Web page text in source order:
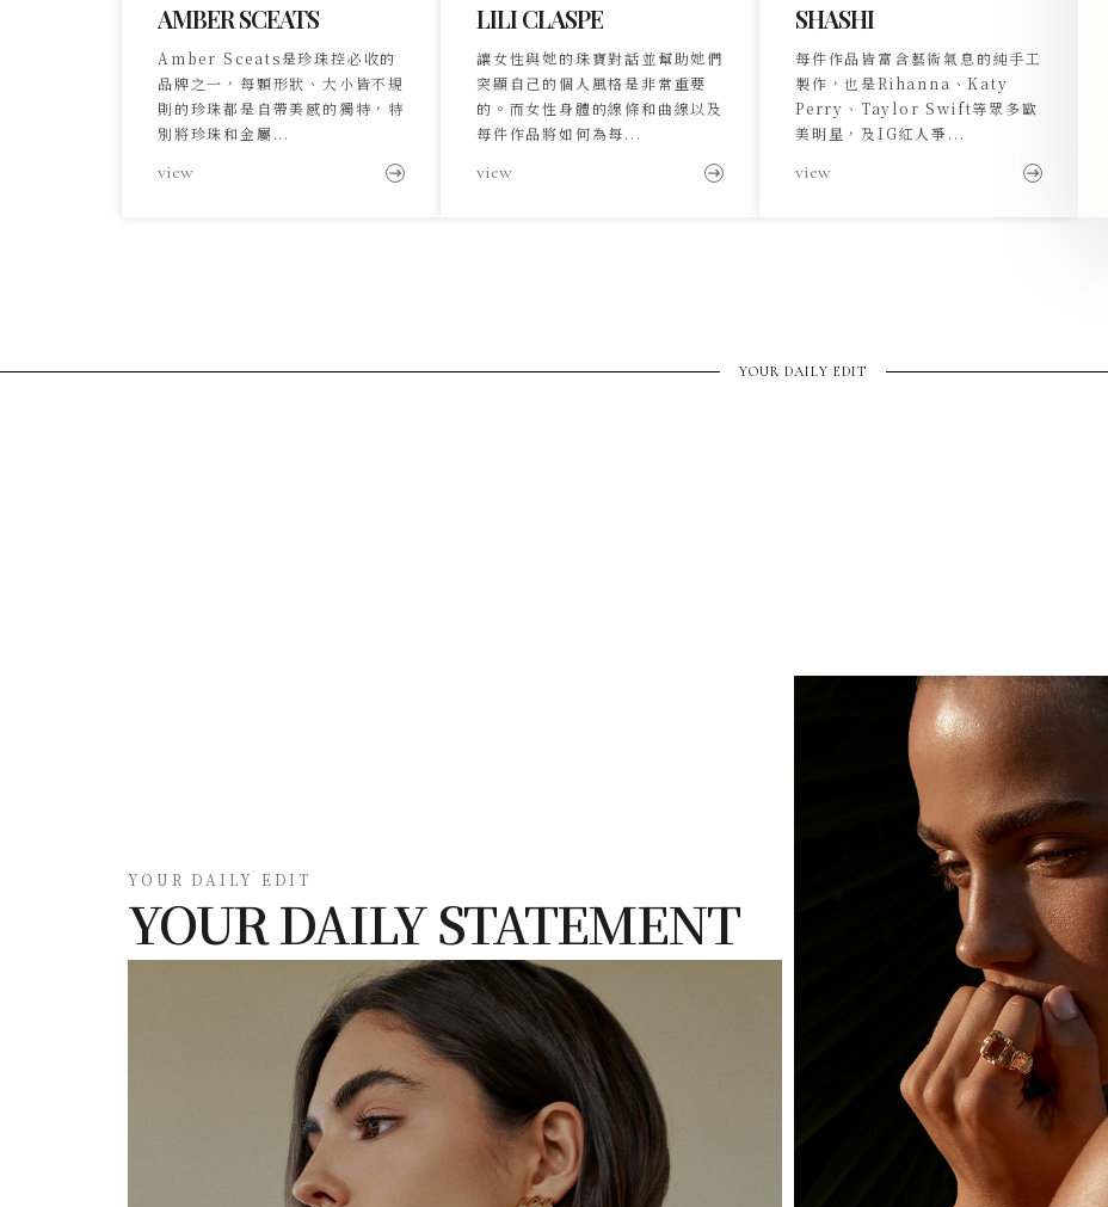
AMBER SCEATS
Amber Sceats是珍珠控必收的
品牌之一，每顆形狀、大小皆不規
則的珍珠都是自帶美感的獨特，特
別將珍珠和金屬...
view
LILI CLASPE
讓女性與她的珠寶對話並幫助她們
突顯自己的個人風格是非常重要
的。而女性身體的線條和曲線以及
每件作品將如何為每...
view
SHASHI
每件作品皆富含藝術氣息的純手工
製作，也是Rihanna、Katy
Perry、Taylor Swift等眾多歐
美明星，及IG紅人爭...
view
YOUR DAILY EDIT
YOUR DAILY EDIT
YOUR DAILY STATEMENT